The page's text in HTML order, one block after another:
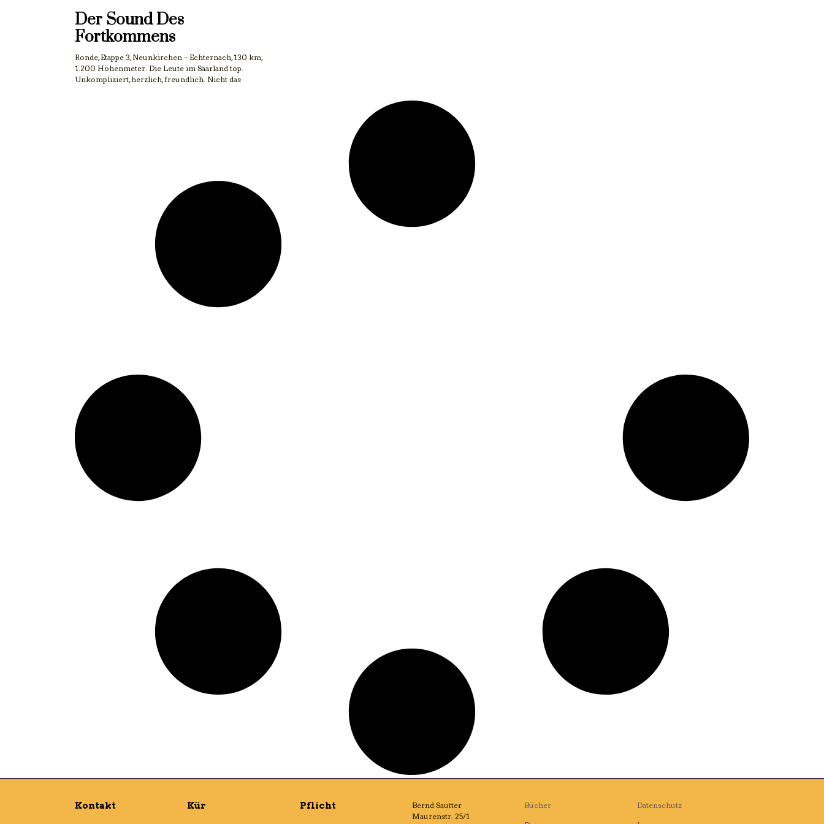
Der Sound Des
Fortkommens
Ronde, Etappe 3, Neunkirchen – Echternach, 130 km,
1.200 Höhenmeter. Die Leute im Saarland top.
Unkompliziert, herzlich, freundlich. Nicht das
Kontakt Kür Pflicht
Bernd Sautter
Maurenstr. 25/1
Bücher Datenschutz